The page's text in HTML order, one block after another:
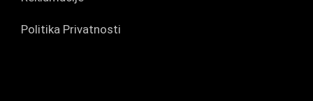
Politika Privatnosti